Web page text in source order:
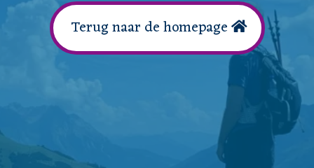
Terug naar de homepage